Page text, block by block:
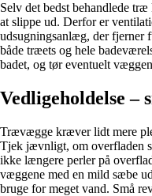
Selv det bedst behandlede
at slippe ud. Derfor er
udsugningsanlæg, der fjerner
både træets og hele
badet, og tør eventuelt
Vedligeholdelse –
Trævægge kræver lidt mere
Tjek jævnligt, om overfladen
ikke længere perler på
væggene med en mild sæbe
bruge for meget vand. Små